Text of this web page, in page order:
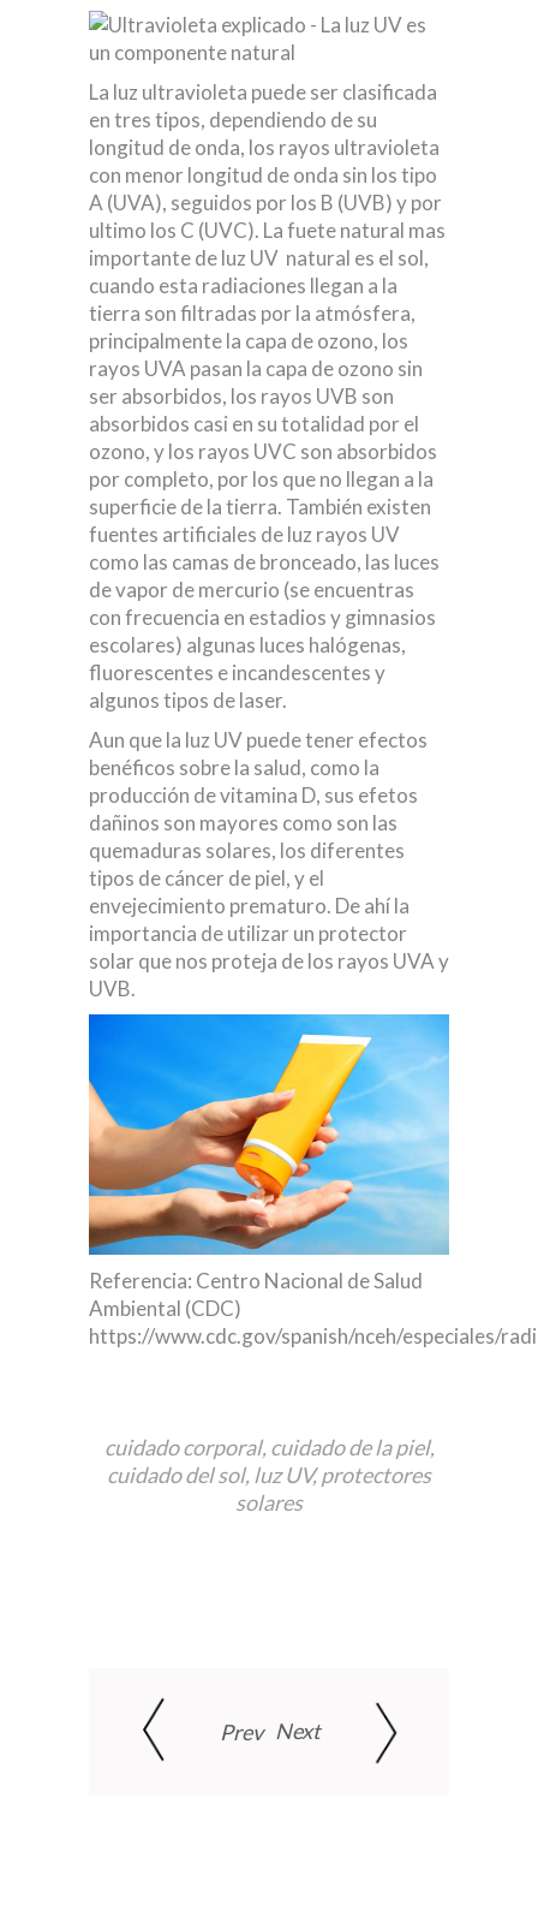
La luz ultravioleta puede ser clasificada
en tres tipos, dependiendo de su
longitud de onda, los rayos ultravioleta
con menor longitud de onda sin los tipo
A (UVA), seguidos por los B (UVB) y por
ultimo los C (UVC). La fuete natural mas
importante de luz UV natural es el sol,
cuando esta radiaciones llegan a la
tierra son filtradas por la atmósfera,
principalmente la capa de ozono, los
rayos UVA pasan la capa de ozono sin
ser absorbidos, los rayos UVB son
absorbidos casi en su totalidad por el
ozono, y los rayos UVC son absorbidos
por completo, por los que no llegan a la
superficie de la tierra. También existen
fuentes artificiales de luz rayos UV
como las camas de bronceado, las luces
de vapor de mercurio (se encuentras
con frecuencia en estadios y gimnasios
escolares) algunas luces halógenas,
fluorescentes e incandescentes y
algunos tipos de laser.
Aun que la luz UV puede tener efectos
benéficos sobre la salud, como la
producción de vitamina D, sus efetos
dañinos son mayores como son las
quemaduras solares, los diferentes
tipos de cáncer de piel, y el
envejecimiento prematuro. De ahí la
importancia de utilizar un protector
solar que nos proteja de los rayos UVA y
UVB.
Referencia: Centro Nacional de Salud
Ambiental (CDC)
https://www.cdc.gov/spanish/nceh/especiales/
cuidado corporal, cuidado de la piel,
cuidado del sol, luz UV,protectores
solares
Prev Next